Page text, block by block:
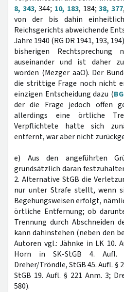
8, 343, 344; 10, 183, 184;38, 377
von der bis dahin
Reichsgerichts abweichende
Jahre 1940 (RG DR 1941, 193,
bisherigen Rechtsprechung
auseinander und ist daher
worden (Mezger aaO). Der
die strittige Frage noch nicht
einzigen Entscheidung dazu (
der die Frage jedoch offen
allerdings eine örtliche
Verpflichtete hatte sich
entfernt, war aber nicht
e) Aus den angeführten
grundsätzlich daran
2. Alternative StGB die
nur unter Strafe stellt, wenn
Begehungsweisen erfolgt,
örtliche Entfernung; ob
Trennung durch Abschneiden
kann dahinstehen (neben den
Autoren vgl.: Jähnke in LK 10.
Horn in SK-StGB 4.
Dreher/Tröndle, StGB 45. Aufl. §
StGB 19. Aufl. § 221 Anm. 3;
580).